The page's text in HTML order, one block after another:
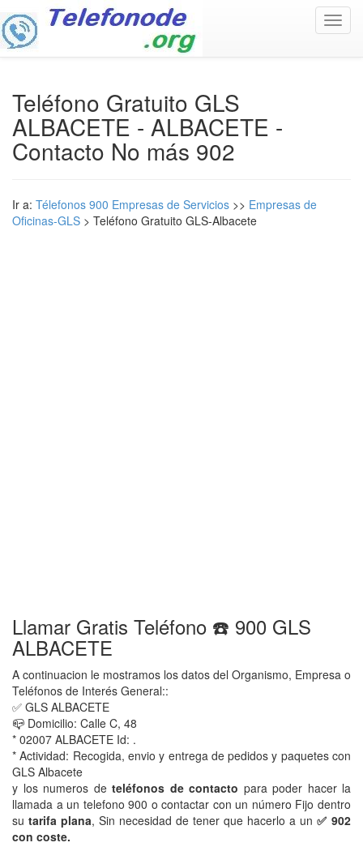
Teléfono Gratuito GLS
ALBACETE - ALBACETE -
Contacto No más 902
Ir a: Télefonos 900 Empresas de Servicios >> Empresas de
Oficinas-GLS > Teléfono Gratuito GLS-Albacete
Llamar Gratis Teléfono ☎️ 900 GLS
ALBACETE
A continuacion le mostramos los datos del Organismo, Empresa o
Teléfonos de Interés General::
✅ GLS ALBACETE
📪 Domicilio: Calle C, 48
* 02007 ALBACETE Id: .
* Actividad: Recogida, envio y entrega de pedidos y paquetes con
GLS Albacete
y los numeros de teléfonos de contacto para poder hacer la
llamada a un telefono 900 o contactar con un número Fijo dentro
su tarifa plana, Sin necesidad de tener que hacerlo a un ✅ 902
con coste.